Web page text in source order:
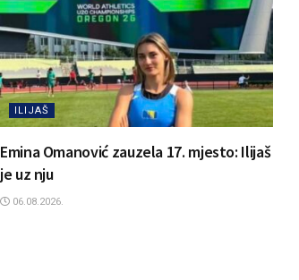
ILIJAŠ
Emina Omanović zauzela 17. mjesto: Ilijaš
je uz nju
06.08.2026.